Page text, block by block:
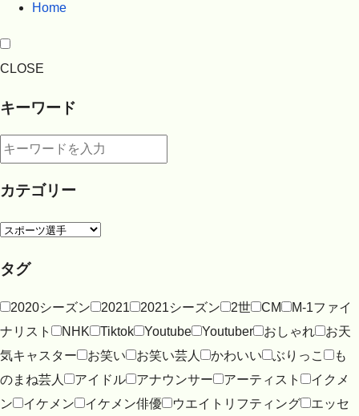
Home
CLOSE
キーワード
カテゴリー
タグ
2020シーズン 2021 2021シーズン 2世 CM
M-1ファイ
ナリスト
NHK Tiktok Youtube Youtuber おしゃれ
お天
気キャスター
お笑い お笑い芸人 かわいい ぶりっこ
も
のまね芸人
アイドル アナウンサー アーティスト
イクメ
ン
イケメン イケメン俳優 ウエイトリフティング
エッセ